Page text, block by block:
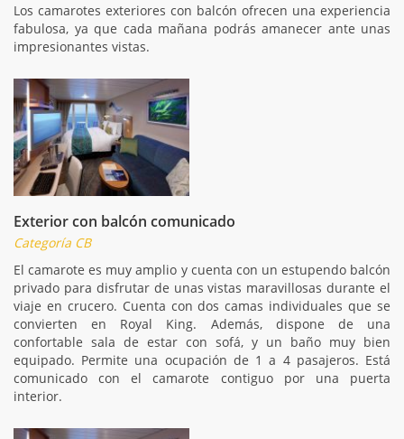
Los camarotes exteriores con balcón ofrecen una experiencia
fabulosa, ya que cada mañana podrás amanecer ante unas
impresionantes vistas.
Exterior con balcón comunicado
Categoría CB
El camarote es muy amplio y cuenta con un estupendo balcón
privado para disfrutar de unas vistas maravillosas durante el
viaje en crucero. Cuenta con dos camas individuales que se
convierten en Royal King. Además, dispone de una
confortable sala de estar con sofá, y un baño muy bien
equipado. Permite una ocupación de 1 a 4 pasajeros. Está
comunicado con el camarote contiguo por una puerta
interior.